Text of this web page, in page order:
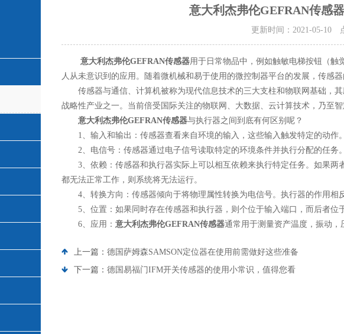
意大利杰弗伦GEFRAN传感
更新时间：2021-05-10
意大利杰弗伦GEFRAN传感器用于日常物品中，例如触敏电梯按钮（触
人从未意识到的应用。随着微机械和易于使用的微控制器平台的发展，传感
传感器与通信、计算机被称为现代信息技术的三大支柱和物联网基础，其
战略性产业之一。当前倍受国际关注的物联网、大数据、云计算技术，乃至
意大利杰弗伦GEFRAN传感器与执行器之间到底有何区别呢？
1、输入和输出：传感器查看来自环境的输入，这些输入触发特定的动作
2、电信号：传感器通过电子信号读取特定的环境条件并执行分配的任务
3、依赖：传感器和执行器实际上可以相互依赖来执行特定任务。如果两
都无法正常工作，则系统将无法运行。
4、转换方向：传感器倾向于将物理属性转换为电信号。执行器的作用相
5、位置：如果同时存在传感器和执行器，则个位于输入端口，而后者位于
6、应用： 意大利杰弗伦GEFRAN传感器通常用于测量资产温度，振动，
上一篇： 德国萨姆森SAMSON定位器在使用前需做好这些准备
下一篇： 德国易福门IFM开关传感器的使用小常识，值得您看